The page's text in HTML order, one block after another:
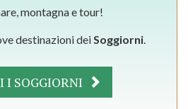
montagna e tour!
destinazioni deiSoggiorni.
I SOGGIORNI